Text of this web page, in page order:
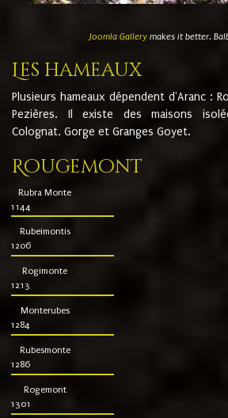
Joomla Gallerymakes it better.
Les hameaux
Plusieurs hameaux dépendent d'Aranc :
Pezières. Il existe des maisons
Colognat, Gorge et Granges Goyet.
Rougemont
Rubra Monte
1144
Rubeimontis
1206
Rogimonte
1213
Monterubes
1284
Rubesmonte
1286
Rogemont
1301